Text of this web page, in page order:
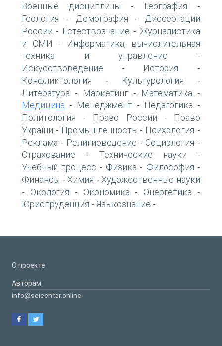
Военные дисциплины - География -
Геология - Демография -
Диссертации
России - Естествознание - Журналистика
и СМИ -
Информатика, вычислительная
техника и управление -
Искусствоведение - История -
Конфликтология - Культурология -
Литература - Маркетинг - Математика -
Медицина - Менеджмент - Педагогика -
Политология - Право России -
Право
України - Промышленность - Психология -
Реклама - Религиоведение - Социология -
Страхование - Технические науки -
Учебный процесс - Физика - Философия -
Финансы - Химия - Художественные науки
- Экология - Экономика - Энергетика -
Юриспруденция - Языкознание -
О проекте
Авторам
info@scicenter.online